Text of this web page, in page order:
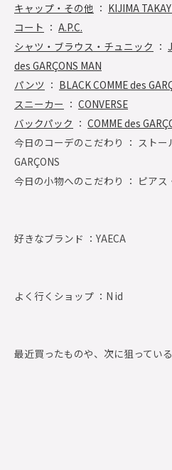
キャップ・その他 ： KIJIMA
コート ： A.P.C.
シャツ・ブラウス・チュニック ：
des GARÇONS MAN
パンツ ： BLACK COMME des
スニーカー ： CONVERSE
バックパック ： COMME des
今日のコーデのこだわり ： ストー
GARÇONS
今日の小物へのこだわり ： ピア
好きなブランド ： YAECA
よく行くショップ ： N id
最近買ったものや、次に狙ってい